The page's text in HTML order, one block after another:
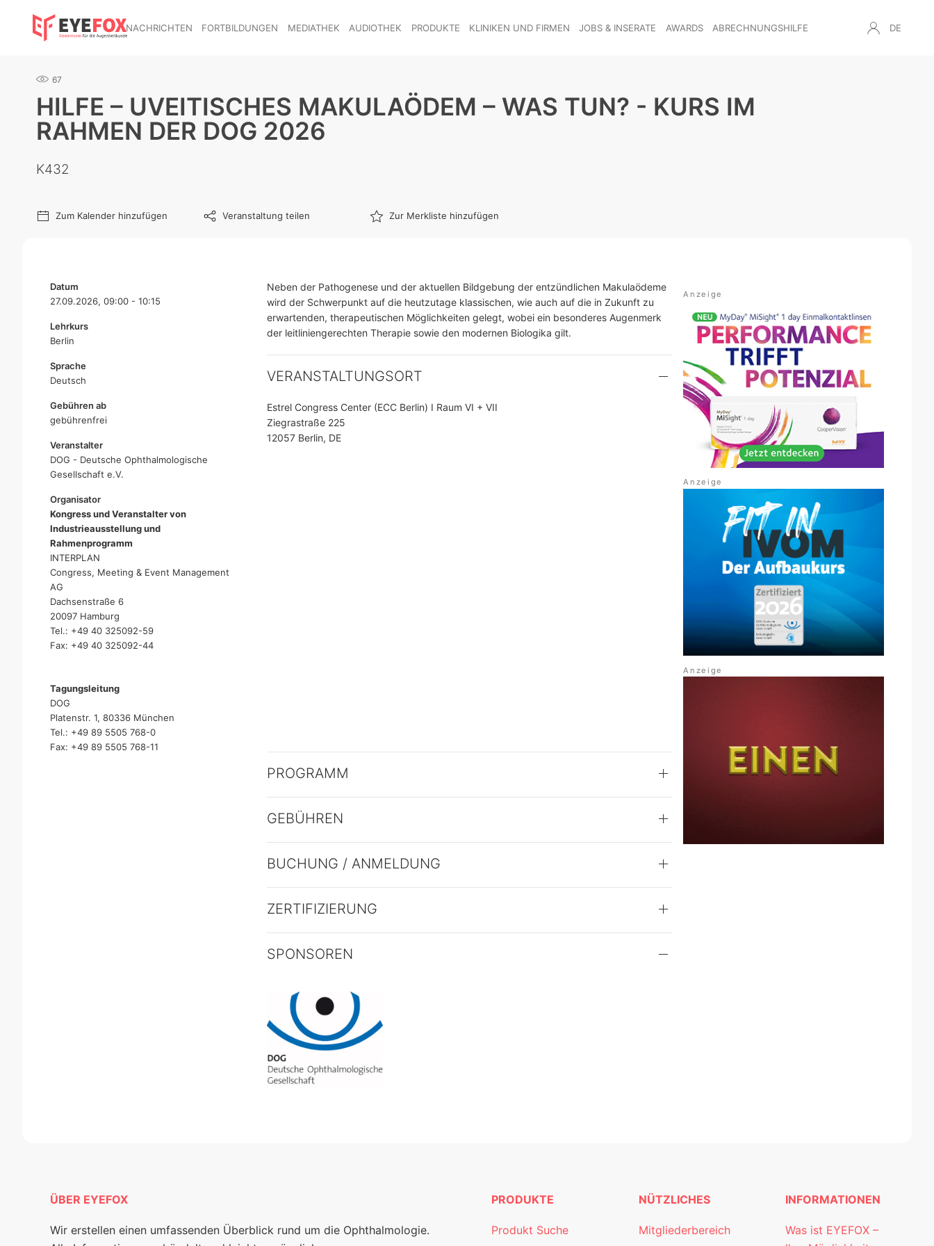
NACHRICHTEN FORTBILDUNGEN MEDIATHEK AUDIOTHEK PRODUKTE KLINIKEN UND FIRMEN JOBS & INSERATE AWARDS ABRECHNUNGSHILFE DE
67
HILFE – UVEITISCHES MAKULAÖDEM – WAS TUN? - KURS IM
RAHMEN DER DOG 2026
K432
Zum Kalender hinzufügen Veranstaltung teilen Zur Merkliste hinzufügen
Datum
27.09.2026, 09:00 - 10:15
Lehrkurs
Berlin
Sprache
Deutsch
Gebühren ab
gebührenfrei
Veranstalter
DOG - Deutsche Ophthalmologische
Gesellschaft e.V.
Organisator
Kongress und Veranstalter von
Industrieausstellung und
Rahmenprogramm
INTERPLAN
Congress, Meeting & Event Management
AG
Dachsenstraße 6
20097 Hamburg
Tel.: +49 40 325092-59
Fax: +49 40 325092-44
Tagungsleitung
DOG
Platenstr. 1, 80336 München
Tel.: +49 89 5505 768-0
Fax: +49 89 5505 768-11
Neben der Pathogenese und der aktuellen Bildgebung der entzündlichen Makulaödeme
wird der Schwerpunkt auf die heutzutage klassischen, wie auch auf die in Zukunft zu
erwartenden, therapeutischen Möglichkeiten gelegt, wobei ein besonderes Augenmerk
der leitliniengerechten Therapie sowie den modernen Biologika gilt.
VERANSTALTUNGSORT
Estrel Congress Center (ECC Berlin) I Raum VI + VII
Ziegrastraße 225
12057 Berlin, DE
PROGRAMM
GEBÜHREN
BUCHUNG / ANMELDUNG
ZERTIFIZIERUNG
SPONSOREN
ÜBER EYEFOX
Wir erstellen einen umfassenden Überblick rund um die Ophthalmologie.
PRODUKTE
Produkt Suche
NÜTZLICHES
Mitgliederbereich
INFORMATIONEN
Was ist EYEFOX –